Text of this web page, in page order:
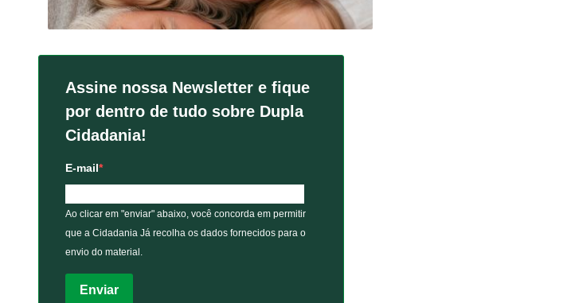
Assine nossa Newsletter e fique
por dentro de tudo sobre Dupla
Cidadania!
E-mail
Ao clicar em "enviar" abaixo, você concorda em permitir
que a Cidadania Já recolha os dados fornecidos para o
envio do material.
Enviar